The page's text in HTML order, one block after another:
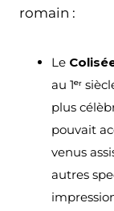
romain :
Le
au 1ᵉʳ
plus
pouvait
venus
autres